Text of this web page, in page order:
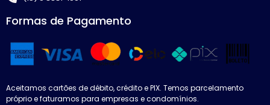
Formas de Pagamento
Aceitamos cartões de débito, crédito e PIX. Temos parcelamento
próprio e faturamos para empresas e condomínios.